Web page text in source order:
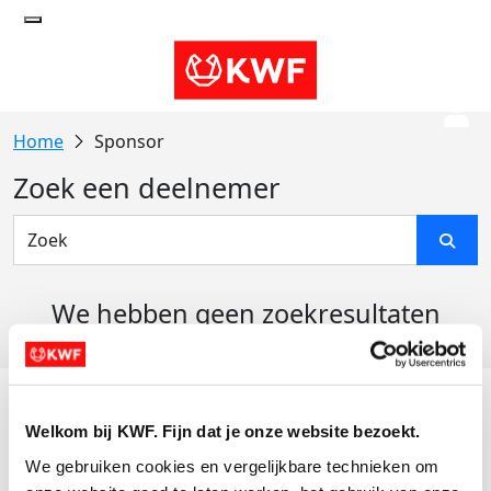
Welkom bij KWF. Fijn dat je onze website bezoekt.
We gebruiken cookies en vergelijkbare technieken om
Sponsor
Zoek een deelnemer
We hebben geen zoekresultaten
Actiematerialen
Evenementen